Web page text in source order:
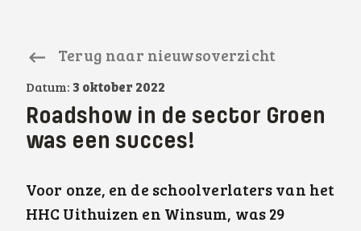
Terug naar nieuwsoverzicht
Datum: 3 oktober 2022
Roadshow in de sector Groen
was een succes!
Voor onze, en de schoolverlaters van het
HHC Uithuizen en Winsum, was 29